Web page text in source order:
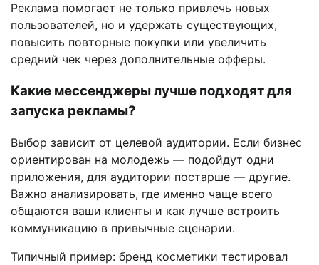
Реклама помогает не только привлечь новых
пользователей, но и удержать существующих,
повысить повторные покупки или увеличить
средний чек через дополнительные офферы.
Какие мессенджеры лучше подходят для
запуска рекламы?
Выбор зависит от целевой аудитории. Если бизнес
ориентирован на молодежь — подойдут одни
приложения, для аудитории постарше — другие.
Важно анализировать, где именно чаще всего
общаются ваши клиенты и как лучше встроить
коммуникацию в привычные сценарии.
Типичный пример: бренд косметики тестировал